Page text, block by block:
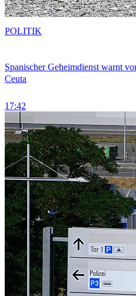
Spanischer Geheimdienst warnt
Ceuta
17:42
POLITIK